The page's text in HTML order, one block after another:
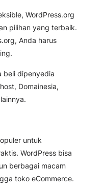
WordPress.org
pilihan yang terbaik.
Anda harus
beli dipenyedia
Domainesia,
untuk
WordPress bisa
berbagai macam
toko eCommerce.